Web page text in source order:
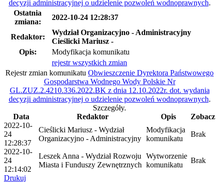
decyzji administracyjnej o udzielenie pozwoleń wodnoprawnych.
Ostatnia
zmiana:
2022-10-24 12:28:37
Redaktor:
Wydział Organizacyjno - Administracyjny
Cieślicki Mariusz -
Opis:
Modyfikacja komunikatu
rejestr wszystkich zmian
Rejestr zmian komunikatu Obwieszczenie Dyrektora Państwowego
Gospodarstwa Wodnego Wody Polskie Nr
GL.ZUZ.2.4210.336.2022.BK z dnia 12.10.2022r. dot. wydania
decyzji administracyjnej o udzielenie pozwoleń wodnoprawnych.
Szczegóły.
Data
Redaktor Opis
Zobacz
2022-10-
24
12:28:37
Cieślicki Mariusz - Wydział
Organizacyjno - Administracyjny
Modyfikacja
komunikatu
Brak
2022-10-
24
12:14:02
Leszek Anna - Wydział Rozwoju
Miasta i Funduszy Zewnętrznych
Wytworzenie
komunikatu
Brak
Drukuj